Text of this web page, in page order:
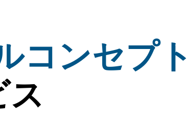
コンセプト